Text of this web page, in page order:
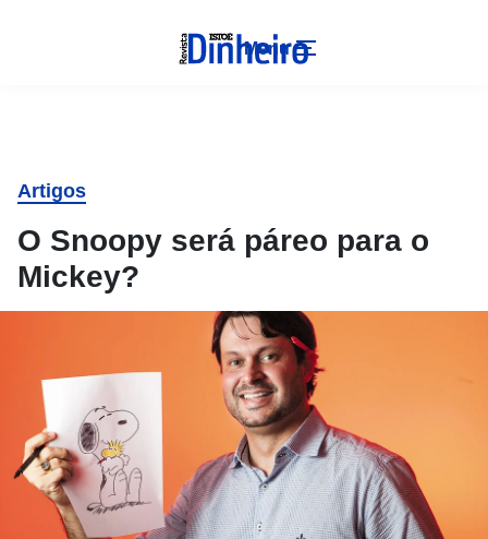
Menu
Artigos
O Snoopy será páreo para o
Mickey?